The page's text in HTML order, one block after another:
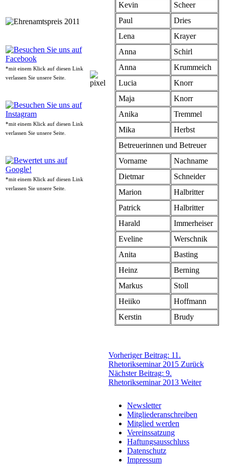
*mit einem Klick auf diesen Link
verlassen Sie unsere Seite.
*mit einem Klick auf diesen Link
verlassen Sie unsere Seite.
*mit einem Klick auf diesen Link
verlassen Sie unsere Seite.
Kevin
Scheer
Paul
Dries
Lena
Krayer
Anna
Schirl
Anna
Krummeich
Lucia
Knorr
Maja
Knorr
Anika
Tremmel
Mika
Herbst
Betreuerinnen und Betreuer
Vorname
Nachname
Dietmar
Schneider
Marion
Halbritter
Patrick
Halbritter
Harald
Immerheiser
Eveline
Werschnik
Anita
Basting
Heinz
Berning
Markus
Stoll
Heiiko
Hoffmann
Kerstin
Brudy
Vorheriger Beitrag: 11.
Rhetorikseminar 2015 Zurück
Nächster Beitrag: 9.
Rhetorikseminar 2013 Weiter
Newsletter
Mitgliederanschreiben
Mitglied werden
Vereinssatzung
Haftungsausschluss
Datenschutz
Impressum